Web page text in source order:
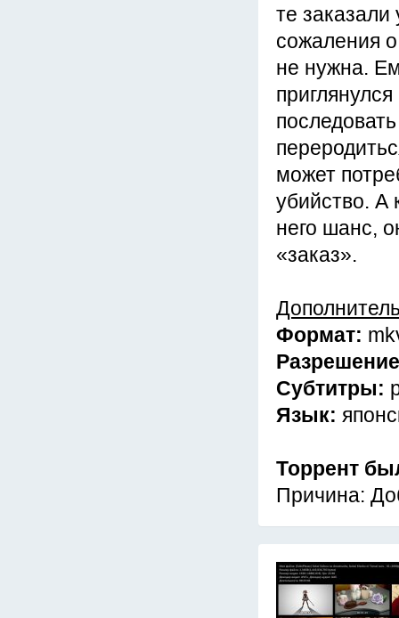
те заказали
сожаления
не нужна.
может
убийство. А
него шанс,
«заказ».
Формат:
Субтитры:
Язык:
Торрент
Причина: